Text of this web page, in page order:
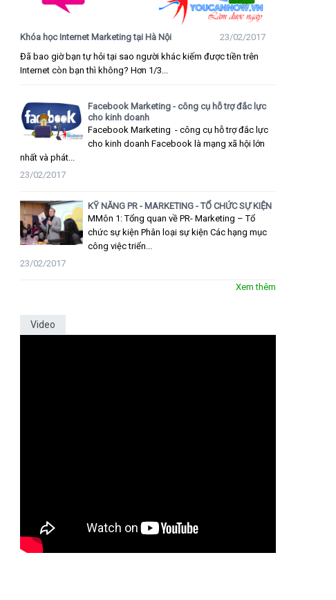
Khóa học Internet Marketing tại Hà Nội
23/02/2017
Đã bao giờ bạn tự hỏi tại sao người khác kiếm được tiền trên
Internet còn bạn thì không? Hơn 1/3...
Facebook Marketing - công cụ hỗ trợ đắc lực
cho kinh doanh
Facebook Marketing - công cụ hỗ trợ đắc lực
cho kinh doanh Facebook là mạng xã hội lớn
nhất và phát...
23/02/2017
KỸ NĂNG PR - MARKETING - TỔ CHỨC SỰ KIỆN
MMôn 1: Tổng quan về PR- Marketing – Tổ
chức sự kiện Phân loại sự kiện Các hạng mục
công việc triển...
23/02/2017
Xem thêm
Video